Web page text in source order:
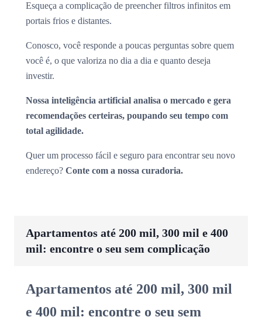
Esqueça a complicação de preencher filtros infinitos em
portais frios e distantes.
Conosco, você responde a poucas perguntas sobre quem
você é, o que valoriza no dia a dia e quanto deseja
investir.
Nossa inteligência artificial analisa o mercado e gera
recomendações certeiras, poupando seu tempo com
total agilidade.
Quer um processo fácil e seguro para encontrar seu novo
endereço? Conte com a nossa curadoria.
Apartamentos até 200 mil, 300 mil e 400
mil: encontre o seu sem complicação
Apartamentos até 200 mil, 300 mil
e 400 mil: encontre o seu sem